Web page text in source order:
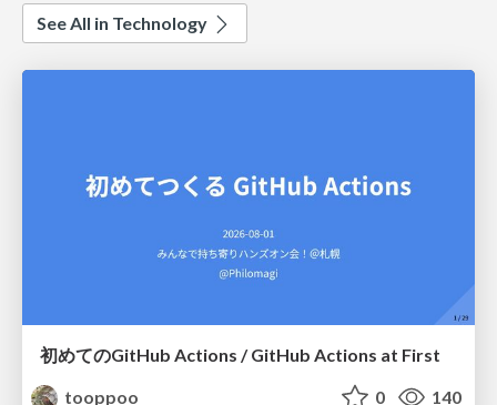
See All in Technology
初めてのGitHub Actions / GitHub Actions at First
tooppoo
0 140